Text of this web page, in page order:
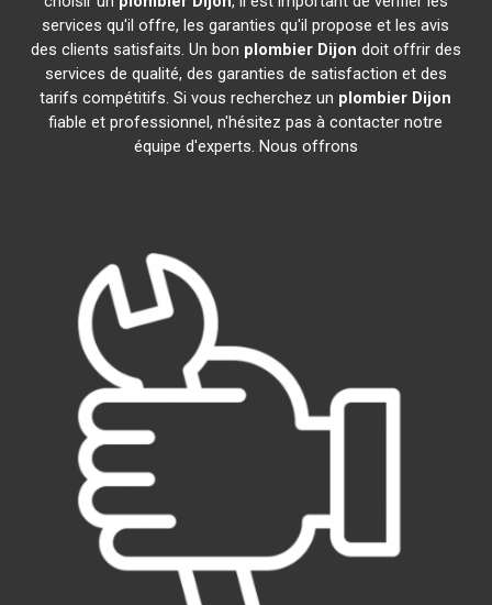
services qu'il offre, les garanties qu'il propose et les avis
des clients satisfaits. Un bon plombier Dijon doit offrir des
services de qualité, des garanties de satisfaction et des
tarifs compétitifs. Si vous recherchez un plombier Dijon
fiable et professionnel, n'hésitez pas à contacter notre
équipe d'experts. Nous offrons